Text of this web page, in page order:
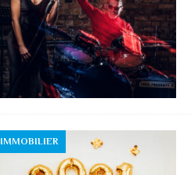
IMMOBILIER